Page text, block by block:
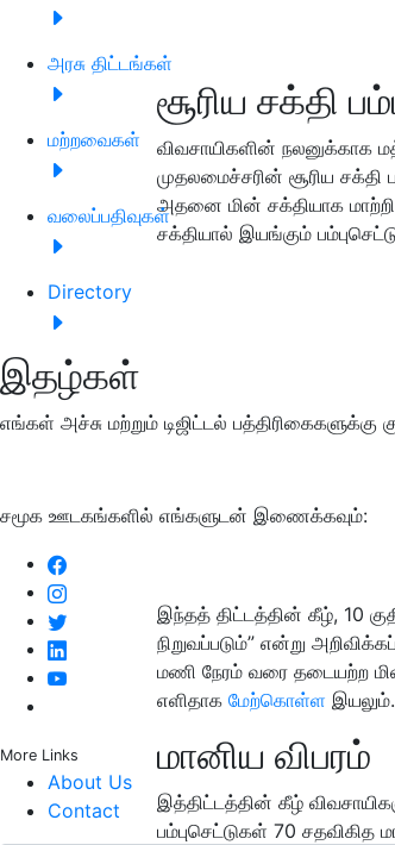
அரசு திட்டங்கள்
மற்றவைகள்
வலைப்பதிவுகள்
Directory
இதழ்கள்
எங்கள் அச்சு மற்றும் டிஜிட்டல் பத்திரிகைகளுக்கு
சமூக ஊடகங்களில் எங்களுடன் இணைக்கவும்:
More Links
About Us
Contact
சூரிய சக்தி
விவசாயிகளின் நலனுக்காக
முதலமைச்சரின் சூரிய சக்தி
அதனை மின் சக்தியாக
சக்தியால் இயங்கும்
இந்தத் திட்டத்தின் கீழ், 10
நிறுவப்படும்” என்று
மணி நேரம் வரை தடையற்ற
எளிதாக மேற்கொள்ள இயலும்.
மானிய விபரம்
இத்திட்டத்தின் கீழ்
பம்புசெட்டுகள் 70 சதவிகித